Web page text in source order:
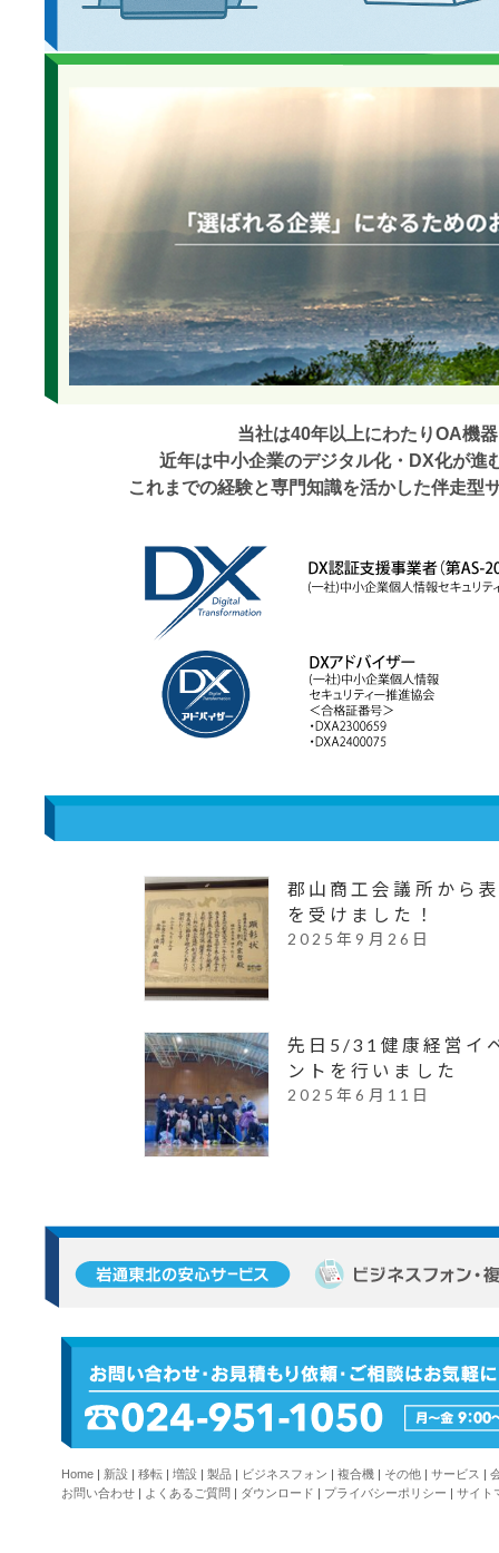
当社は40年以上にわたりOA機
近年は中小企業のデジタル化・DX化が進
これまでの経験と専門知識を活かした伴走型
Home | 新設 | 移転 | 増設 | 製品 | ビジネスフォン | 複合機 | その他 | サービス |
お問い合わせ | よくあるご質問 | ダウンロード | プライバシーポリシー | サイト